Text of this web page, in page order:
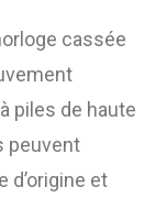
cassée
piles de haute
peuvent
d’origine et